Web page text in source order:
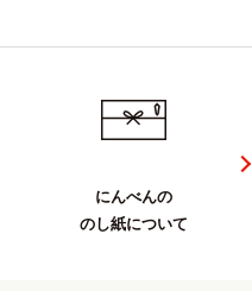
にんべんの
のし紙について